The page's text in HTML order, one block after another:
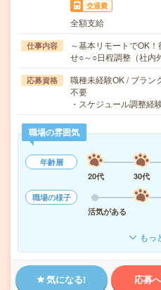
交通費
全額支給
仕事内容
～基本リモートでOK
せ○～○日程調整（社内
応募資格
職種未経験OK / ブラン
不要
・スケジュール調整経
職場の雰囲気
年齢層
20代
30代
職場の様子
活気がある
もっ
気になる! 応募